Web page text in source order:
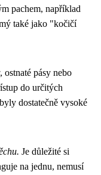
pachem, například
také jako "kočičí
pásy nebo
do určitých
dostatečně vysoké
Je důležité si
na jednu, nemusí